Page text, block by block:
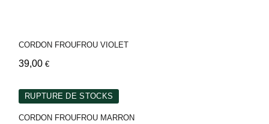
CORDON FROUFROU VIOLET
39,00 €
RUPTURE DE STOCKS
CORDON FROUFROU MARRON